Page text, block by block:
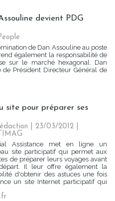
devient PDG
de Dan Assouline au poste
également la responsabilité de
sur le marché hexagonal. Dan
Président Directeur Général de
site pour préparer ses
| 23/03/2012
Assistance met en ligne un
site participatif qui permet aux
de préparer leurs voyages avant
Il leur offre également la
d'obtenir des astuces une fois
un site Internet participatif qui